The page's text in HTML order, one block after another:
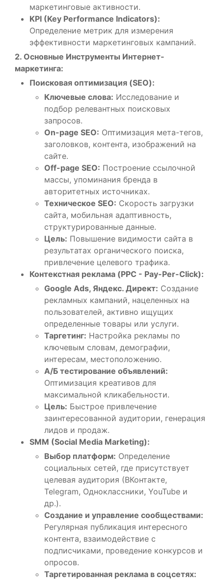
маркетинговые активности.
KPI (Key Performance Indicators):
Определение метрик для измерения
эффективности маркетинговых кампаний.
2. Основные Инструменты Интернет-
маркетинга:
Поисковая оптимизация (SEO):
Ключевые слова: Исследование и
подбор релевантных поисковых
запросов.
On-page SEO: Оптимизация мета-тегов,
заголовков, контента, изображений на
сайте.
Off-page SEO: Построение ссылочной
массы, упоминания бренда в
авторитетных источниках.
Техническое SEO: Скорость загрузки
сайта, мобильная адаптивность,
структурированные данные.
Цель: Повышение видимости сайта в
результатах органического поиска,
привлечение целевого трафика.
Контекстная реклама (PPC - Pay-Per-Click):
Google Ads, Яндекс. Директ: Создание
рекламных кампаний, нацеленных на
пользователей, активно ищущих
определенные товары или услуги.
Таргетинг: Настройка рекламы по
ключевым словам, демографии,
интересам, местоположению.
А/Б тестирование объявлений:
Оптимизация креативов для
максимальной кликабельности.
Цель: Быстрое привлечение
заинтересованной аудитории, генерация
лидов и продаж.
SMM (Social Media Marketing):
Выбор платформ: Определение
социальных сетей, где присутствует
целевая аудитория (ВКонтакте,
Telegram, Одноклассники, YouTube и
др.).
Создание и управление сообществами:
Регулярная публикация интересного
контента, взаимодействие с
подписчиками, проведение конкурсов и
опросов.
Таргетированная реклама в соцсетях: